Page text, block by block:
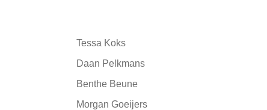
Tessa Koks
Daan Pelkmans
Benthe Beune
Morgan Goeijers